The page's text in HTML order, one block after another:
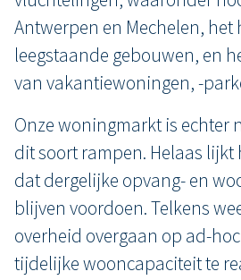
Antwerpen en Mechelen, het
leegstaande gebouwen, en
van vakantiewoningen, -
Onze woningmarkt is echter
dit soort rampen. Helaas
dat dergelijke opvang- en
blijven voordoen. Telkens
overheid overgaan op ad-
tijdelijke wooncapaciteit te